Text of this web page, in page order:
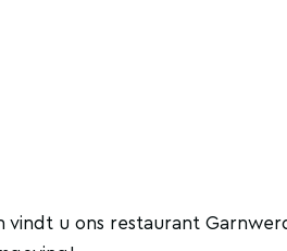
u ons restaurant